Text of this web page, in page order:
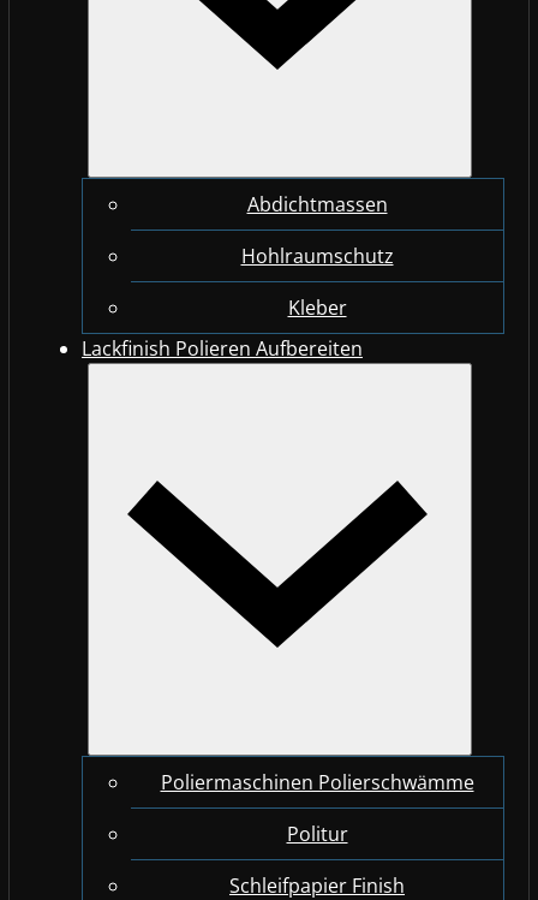
Abdichtmassen
Hohlraumschutz
Kleber
Lackfinish Polieren Aufbereiten
Poliermaschinen Polierschwämme
Politur
Schleifpapier Finish